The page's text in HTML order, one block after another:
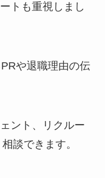
トも重視しまし
や退職理由の伝
ント、リクルー
談できます。